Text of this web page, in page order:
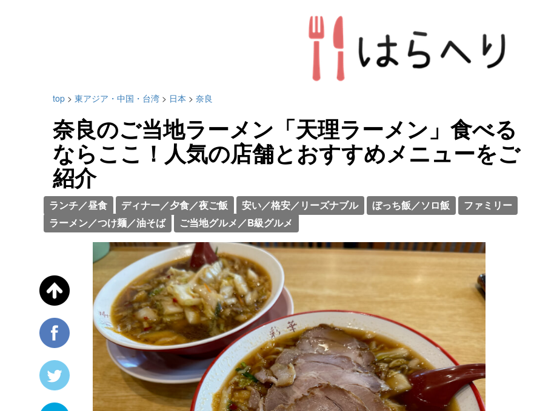
top > 東アジア・中国・台湾 > 日本 > 奈良
奈良のご当地ラーメン「天理ラーメン」食べる
ならここ！人気の店舗とおすすめメニューをご
紹介
ランチ／昼食 ディナー／夕食／夜ご飯 安い／格安／リーズナブル ぼっち飯／ソロ飯
ファミリー
ラーメン／つけ麺／油そば
ご当地グルメ／B級グルメ